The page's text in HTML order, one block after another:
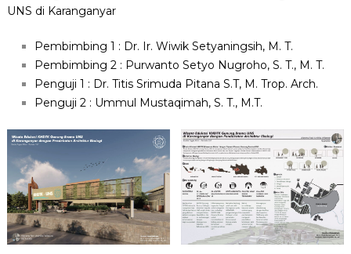
UNS di Karanganyar
Pembimbing 1 : Dr. Ir. Wiwik Setyaningsih, M. T.
Pembimbing 2 : Purwanto Setyo Nugroho, S. T., M. T.
Penguji 1 : Dr. Titis Srimuda Pitana S.T, M. Trop. Arch.
Penguji 2 : Ummul Mustaqimah, S. T., M.T.